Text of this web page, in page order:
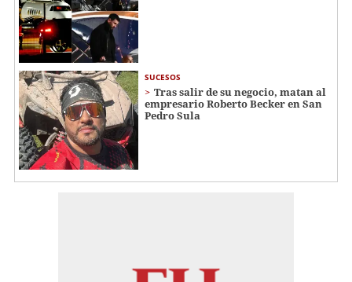
SUCESOS
Tras salir de su negocio, matan al
empresario Roberto Becker en San
Pedro Sula